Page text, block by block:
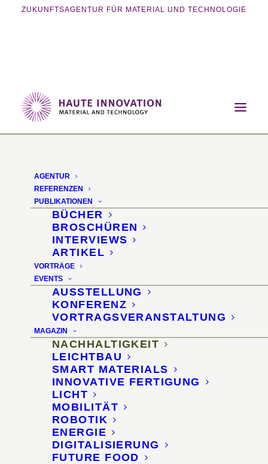
ZUKUNFTSAGENTUR FÜR MATERIAL UND TECHNOLOGIE
AGENTUR
REFERENZEN
PUBLIKATIONEN
BÜCHER
BROSCHÜREN
INTERVIEWS
ARTIKEL
VORTRÄGE
EVENTS
AUSSTELLUNG
KONFERENZ
VORTRAGSVERANSTALTUNG
MAGAZIN
NACHHALTIGKEIT
LEICHTBAU
SMART MATERIALS
INNOVATIVE FERTIGUNG
LICHT
MOBILITÄT
ROBOTIK
ENERGIE
DIGITALISIERUNG
FUTURE FOOD
Home Magazin
Nachhaltigkeit
Bundespreis Ecodesign 2025
Bundespreis Ecodesign
2025
Von Särgen aus Pilzen
und zirkulären Hightech-
Produkten
8. Dezember 2025